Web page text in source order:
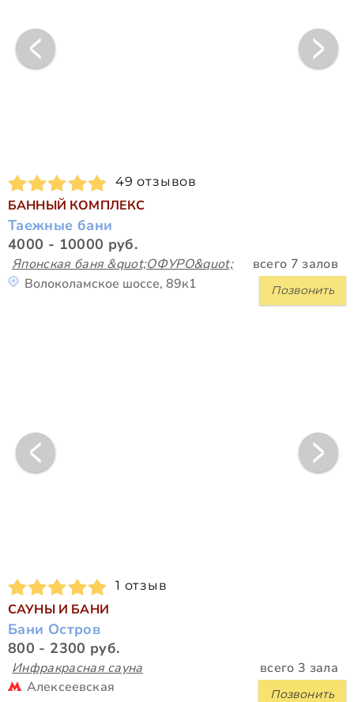
49 отзывов
БАННЫЙ КОМПЛЕКС
Таежные бани
4000 - 10000 руб.
Японская баня &quot;ОФУРО&quot; всего 7 залов
Позвонить
Волоколамское шоссе, 89к1
1 отзыв
САУНЫ И БАНИ
Бани Остров
800 - 2300 руб.
Инфракрасная сауна всего 3 зала
Позвонить
Алексеевская